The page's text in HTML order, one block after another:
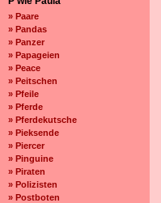
» Paare
» Pandas
» Panzer
» Papageien
» Peace
» Peitschen
» Pfeile
» Pferde
» Pferdekutsche
» Pieksende
» Piercer
» Pinguine
» Piraten
» Polizisten
» Postboten